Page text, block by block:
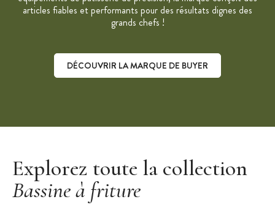
articles fiables et performants pour des résultats dignes des
grands chefs !
DÉCOUVRIR LA MARQUE DE BUYER
Explorez toute la collection
Bassine à friture